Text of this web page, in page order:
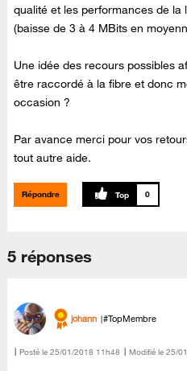
qualité et les performances de la
(baisse de 3 à 4 MBits en
Une idée des recours possibles
être raccordé à la fibre et donc
occasion ?
Par avance merci pour vos
tout autre aide.
Répondre 0
5 réponses
johann #TopMembre
Posté le ‎25/01/2018 11h48 Modifié le 25/